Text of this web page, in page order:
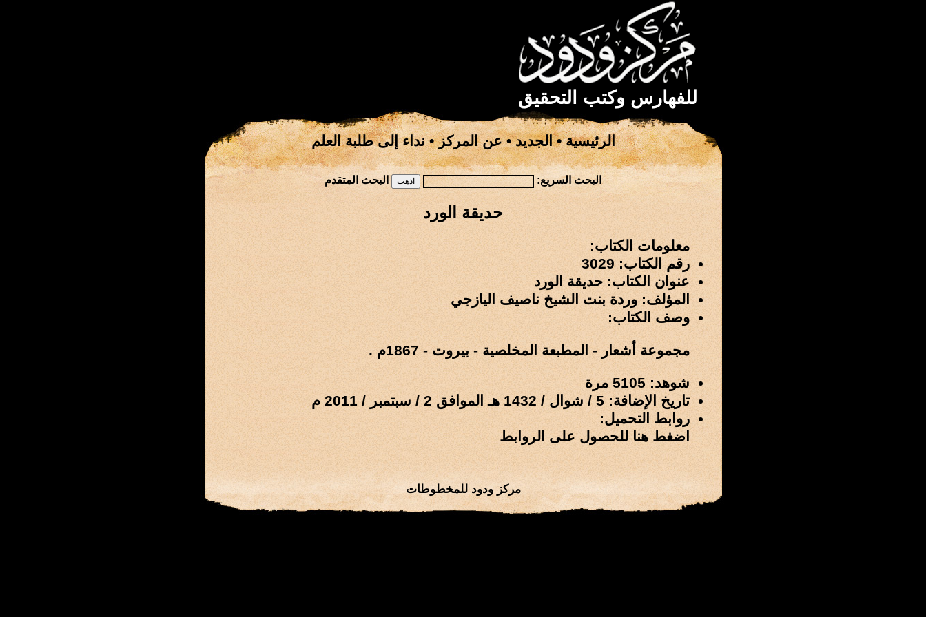
للفهارس وكتب التحقيق
الرئيسية•الجديد•عن المركز•نداء إلى طلبة العلم
البحث السريع: البحث المتقدم
حديقة الورد
معلومات الكتاب:
رقم الكتاب: 3029
عنوان الكتاب: حديقة الورد
المؤلف: وردة بنت الشيخ ناصيف اليازجي
وصف الكتاب:
مجموعة أشعار - المطبعة المخلصية - بيروت - 1867م .
شوهد: 5105 مرة
تاريخ الإضافة: 5 / شوال / 1432 هـ الموافق 2 / سبتمبر / 2011 م
روابط التحميل:
اضغط هنا للحصول على الروابط
مركز ودود للمخطوطات